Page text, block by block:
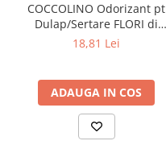
Pentru EL
Cosmetice Auto
COCCOLINO Odorizant pt
Dulap/Sertare FLORI di
PRIMAVERA 3 buc
18,81 Lei
ADAUGA IN COS